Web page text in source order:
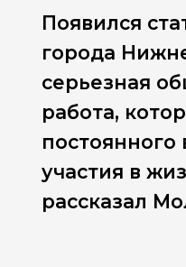
Появился
города
серьезная
работа,
участия в
рассказал